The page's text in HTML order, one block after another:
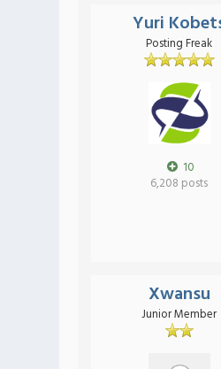
Yuri
Posting Freak
10
6,208 posts
Xwansu
Junior Member